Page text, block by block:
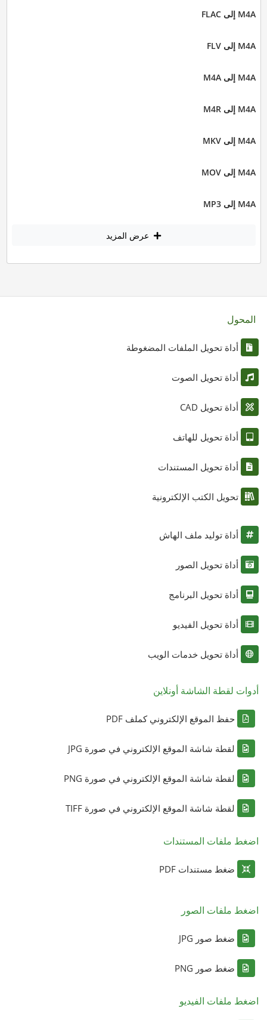
M4A إلى FLAC
M4A إلى FLV
M4A إلى M4A
M4A إلى M4R
M4A إلى MKV
M4A إلى MOV
M4A إلى MP3
عرض المزيد
المحول
أداة تحويل الملفات المضغوطة
أداة تحويل الصوت
أداة تحويل CAD
أداة تحويل للهاتف
أداة تحويل المستندات
تحويل الكتب الإلكترونية
أداة توليد ملف الهاش
أداة تحويل الصور
أداة تحويل البرنامج
أداة تحويل الفيديو
أداة تحويل خدمات الويب
أدوات لقطة الشاشة أونلاين
حفظ الموقع الإلكتروني كملف PDF
لقطة شاشة الموقع الإلكتروني في صورة JPG
لقطة شاشة الموقع الإلكتروني في صورة PNG
لقطة شاشة الموقع الإلكتروني في صورة TIFF
اضغط ملفات المستندات
ضغط مستندات PDF
اضغط ملفات الصور
ضغط صور JPG
ضغط صور PNG
اضغط ملفات الفيديو